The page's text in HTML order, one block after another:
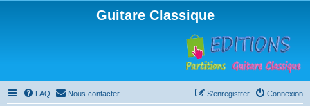
Guitare Classique
FAQ Nous contacter Connexion
S’enregistrer